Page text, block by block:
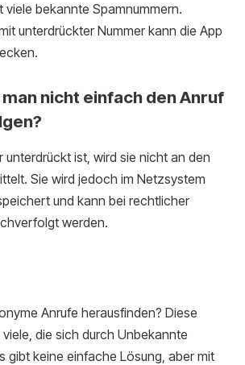
viele bekannte Spamnummern.
unterdrückter Nummer kann die App
nicht einfach den Anruf
unterdrückt ist, wird sie nicht an den
Sie wird jedoch im Netzsystem
und kann bei rechtlicher
werden.
Anrufe herausfinden? Diese
die sich durch Unbekannte
gibt keine einfache Lösung, aber mit